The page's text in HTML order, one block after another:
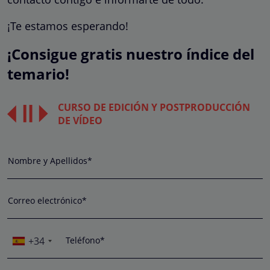
¡Te estamos esperando!
¡Consigue gratis nuestro índice del
temario!
CURSO DE EDICIÓN Y POSTPRODUCCIÓN
DE VÍDEO
Nombre y Apellidos*
Correo electrónico*
+34 Teléfono*